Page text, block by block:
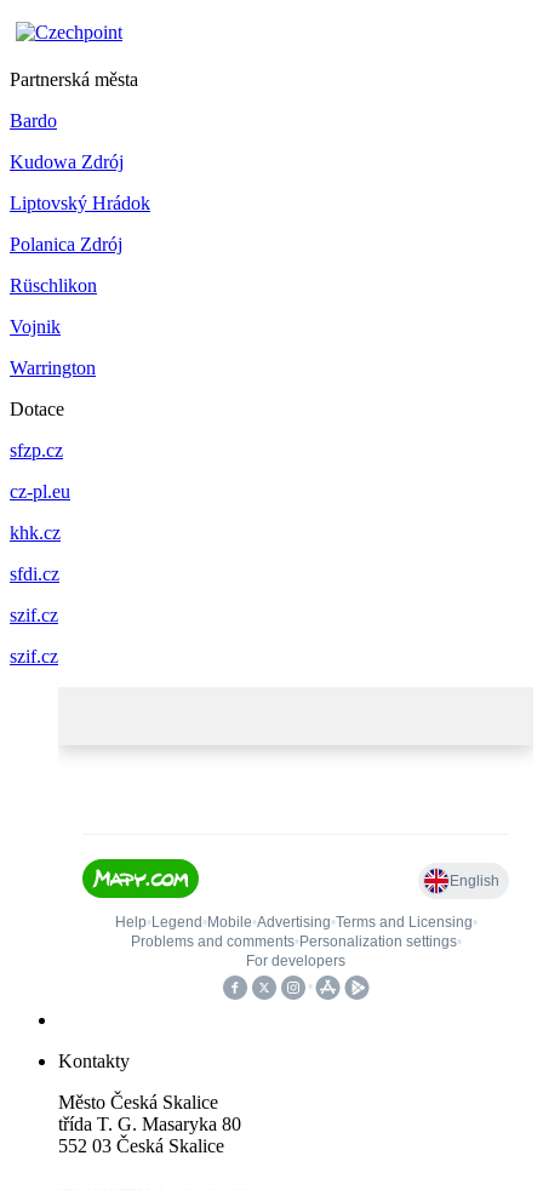
Partnerská města
Bardo
Kudowa Zdrój
Liptovský Hrádok
Polanica Zdrój
Rüschlikon
Vojnik
Warrington
Dotace
sfzp.cz
cz-pl.eu
khk.cz
sfdi.cz
szif.cz
szif.cz
Kontakty
Město Česká Skalice
třída T. G. Masaryka 80
552 03 Česká Skalice